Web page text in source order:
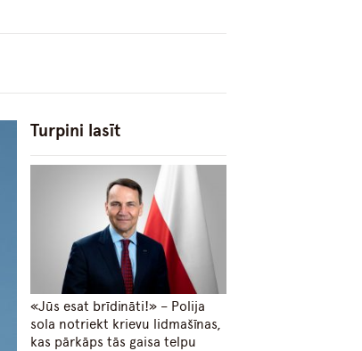
Turpini lasīt
«Jūs esat brīdināti!» – Polija
sola notriekt krievu lidmašīnas,
kas pārkāps tās gaisa telpu